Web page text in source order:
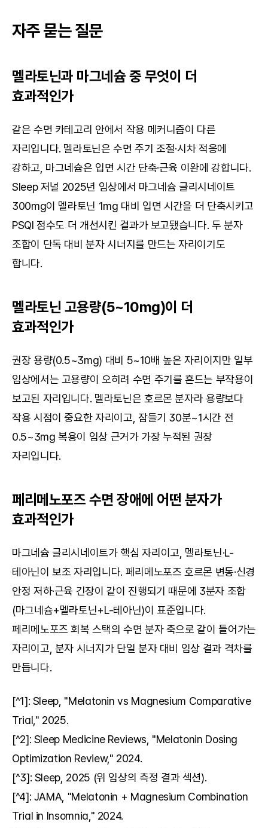
자주 묻는 질문
멜라토닌과 마그네슘 중 무엇이 더
효과적인가
같은 수면 카테고리 안에서 작용 메커니즘이 다른
자리입니다. 멜라토닌은 수면 주기 조절·시차 적응에
강하고, 마그네슘은 입면 시간 단축·근육 이완에 강합니다.
Sleep 저널 2025년 임상에서 마그네슘 글리시네이트
300mg이 멜라토닌 1mg 대비 입면 시간을 더 단축시키고
PSQI 점수도 더 개선시킨 결과가 보고됐습니다. 두 분자
조합이 단독 대비 분자 시너지를 만드는 자리이기도
합니다.
멜라토닌 고용량(5~10mg)이 더
효과적인가
권장 용량(0.5~3mg) 대비 5~10배 높은 자리이지만 일부
임상에서는 고용량이 오히려 수면 주기를 흔드는 부작용이
보고된 자리입니다. 멜라토닌은 호르몬 분자라 용량보다
작용 시점이 중요한 자리이고, 잠들기 30분~1시간 전
0.5~3mg 복용이 임상 근거가 가장 누적된 권장
자리입니다.
페리메노포즈 수면 장애에 어떤 분자가
효과적인가
마그네슘 글리시네이트가 핵심 자리이고, 멜라토닌·L-
테아닌이 보조 자리입니다. 페리메노포즈 호르몬 변동·신경
안정 저하·근육 긴장이 같이 진행되기 때문에 3분자 조합
(마그네슘+멜라토닌+L-테아닌)이 표준입니다.
페리메노포즈 회복 스택의 수면 분자 축으로 같이 들어가는
자리이고, 분자 시너지가 단일 분자 대비 임상 결과 격차를
만듭니다.
[^1]: Sleep, "Melatonin vs Magnesium Comparative
Trial," 2025.
[^2]: Sleep Medicine Reviews, "Melatonin Dosing
Optimization Review," 2024.
[^3]: Sleep, 2025 (위 임상의 측정 결과 섹션).
[^4]: JAMA, "Melatonin + Magnesium Combination
Trial in Insomnia," 2024.